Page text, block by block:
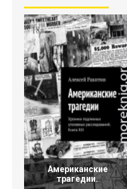
Американские
трагедии.